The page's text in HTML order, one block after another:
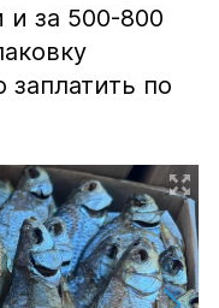
за 500-800
заплатить по